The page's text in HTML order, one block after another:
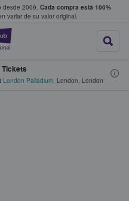
desde 2009. Cada compra está 100%
variar de su valor original.
StubHub: donde
boletos
London Palladium, London, London